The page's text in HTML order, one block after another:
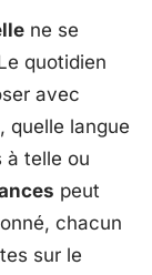
ne se
quotidien
avec
quelle langue
à telle ou
peut
chacun
sur le